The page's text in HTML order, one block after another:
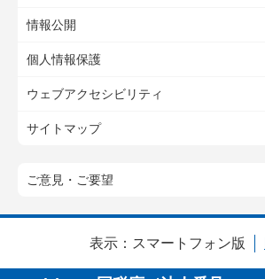
情報公開
個人情報保護
ウェブアクセシビリティ
サイトマップ
ご意見・ご要望
表示： スマートフォン版